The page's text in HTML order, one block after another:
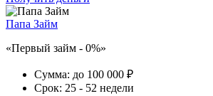
Папа Займ
«Первый займ - 0%»
Сумма: до 100 000 ₽
Срок: 25 - 52 недели